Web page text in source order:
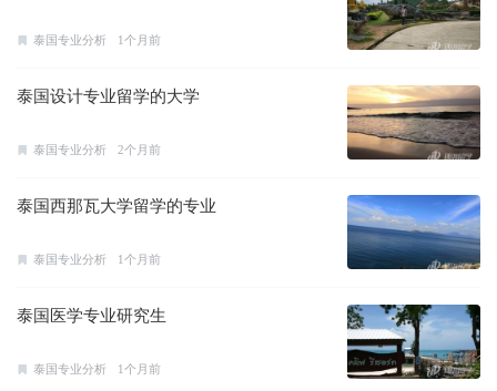
泰国专业分析 1个月前
泰国设计专业留学的大学
泰国专业分析 2个月前
泰国西那瓦大学留学的专业
泰国专业分析 1个月前
泰国医学专业研究生
泰国专业分析 1个月前